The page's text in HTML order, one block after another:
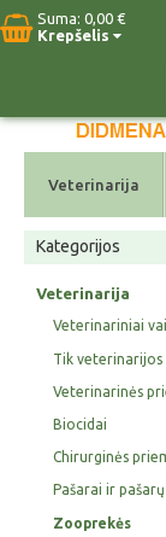
Suma: 0,00 €
Krepšelis
Veterinarija
Kategorijos
Veterinarija
Veterinariniai
Tik veterinarijos
Veterinarinės
Biocidai
Chirurginės
Pašarai ir
Zooprekės